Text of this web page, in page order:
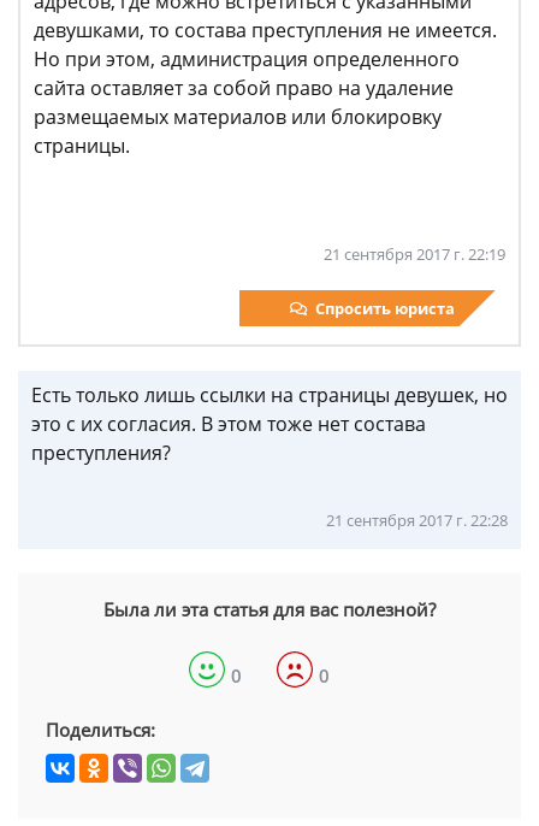
девушками, то состава преступления не имеется.
Но при этом, администрация определенного
сайта оставляет за собой право на удаление
размещаемых материалов или блокировку
страницы.
21 сентября 2017 г. 22:19
Спросить юриста
Есть только лишь ссылки на страницы девушек, но
это с их согласия. В этом тоже нет состава
преступления?
21 сентября 2017 г. 22:28
Была ли эта статья для вас полезной?
0 0
Поделиться: